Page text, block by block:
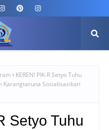
KEREN! PIK-R Setyo Tuhu
Karangtaruna Sosialisasikan
Setyo Tuhu